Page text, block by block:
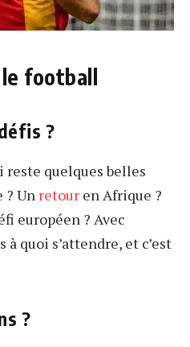
football
?
reste quelques belles
? Un retour en Afrique ?
européen ? Avec
quoi s’attendre, et c’est
?